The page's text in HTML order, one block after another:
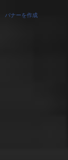
バナーを作成